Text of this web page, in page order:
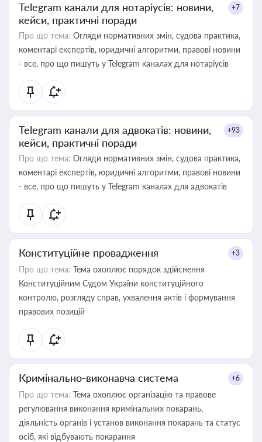
Telegram канали для нотаріусів: новини,
кейси, практичні поради
+7
Про що тема: Огляди нормативних змін, судова практика,
коментарі експертів, юридичні алгоритми, правові новини
- все, про що пишуть у Telegram каналах для нотаріусів
Telegram канали для адвокатів: новини,
кейси, практичні поради
+93
Про що тема: Огляди нормативних змін, судова практика,
коментарі експертів, юридичні алгоритми, правові новини
- все, про що пишуть у Telegram каналах для адвокатів
Конституційне провадження +3
Про що тема: Тема охоплює порядок здійснення
Конституційним Судом України конституційного
контролю, розгляду справ, ухвалення актів і формування
правових позицій
Кримінально-виконавча система +6
Про що тема: Тема охоплює організацію та правове
регулювання виконання кримінальних покарань,
діяльність органів і установ виконання покарань та статус
осіб, які відбувають покарання